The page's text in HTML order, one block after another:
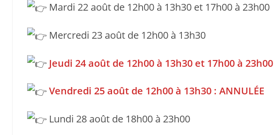
Mardi 22 août de 12h00 à 13h30 et 17h00 à 23h00
Mercredi 23 août de 12h00 à 13h30
Jeudi 24 août de 12h00 à 13h30 et 17h00 à 23h00
Vendredi 25 août de 12h00 à 13h30 : ANNULÉE
Lundi 28 août de 18h00 à 23h00